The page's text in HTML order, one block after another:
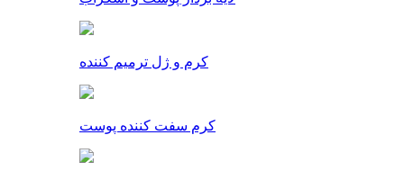
کرم و ژل ترمیم کننده
کرم سفت کننده پوست